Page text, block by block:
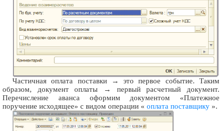
Частичная оплата поставки → это первое событие. Таким
образом, документ оплаты → первый расчетный документ.
Перечисление аванса оформим документом «Платежное
поручение исходящее» с видом операции « оплата поставщику ».